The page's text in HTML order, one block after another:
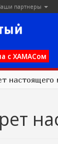
партнеры
с ХАМАСом